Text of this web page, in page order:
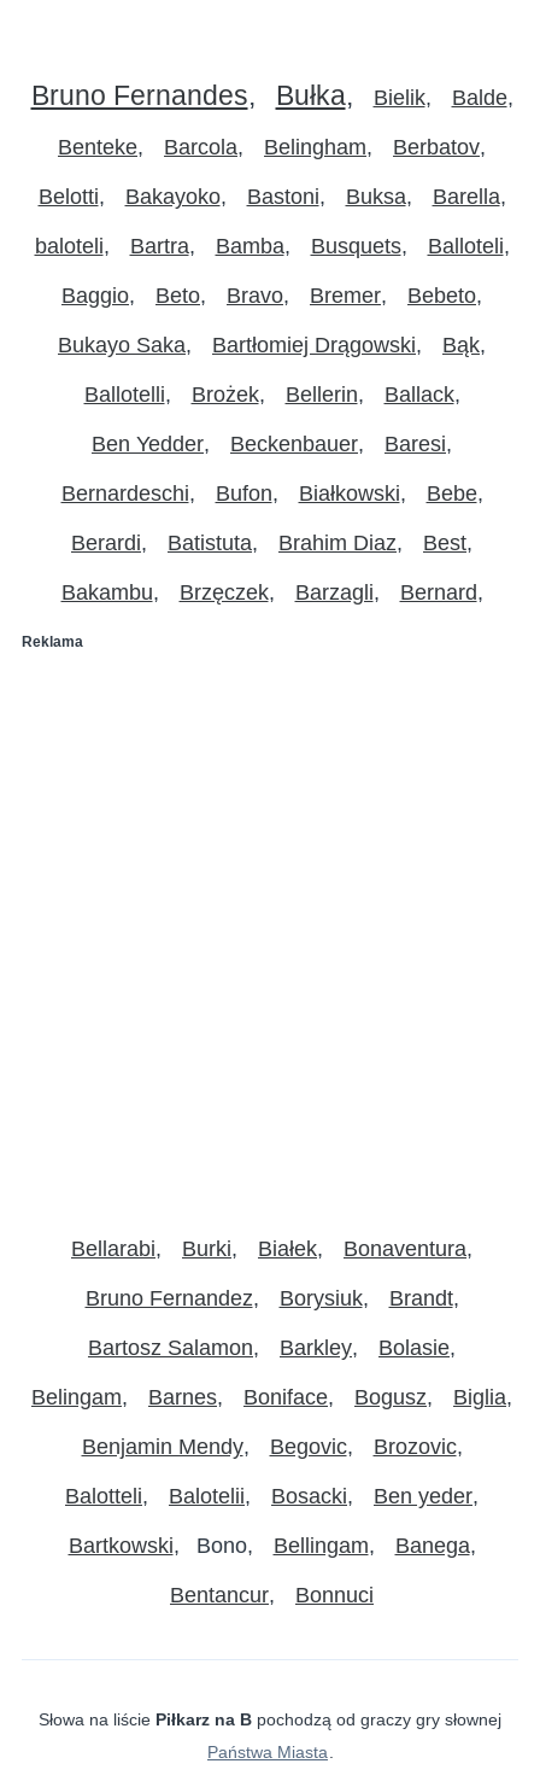
Bruno Fernandes Bułka Bielik Balde
Benteke Barcola Belingham Berbatov
Belotti Bakayoko Bastoni Buksa Barella
baloteli Bartra Bamba Busquets Balloteli
Baggio Beto Bravo Bremer Bebeto
Bukayo Saka Bartłomiej Drągowski Bąk
Ballotelli Brożek Bellerin Ballack
Ben Yedder Beckenbauer Baresi
Bernardeschi Bufon Białkowski Bebe
Berardi Batistuta Brahim Diaz Best
Bakambu Brzęczek Barzagli Bernard
Reklama
Bellarabi Burki Białek Bonaventura
Bruno Fernandez Borysiuk Brandt
Bartosz Salamon Barkley Bolasie
Belingam Barnes Boniface Bogusz Biglia
Benjamin Mendy Begovic Brozovic
Balotteli Balotelii Bosacki Ben yeder
Bartkowski Bono Bellingam Banega
Bentancur Bonnuci
Słowa na liście Piłkarz na B pochodzą od graczy gry słownej
Państwa Miasta